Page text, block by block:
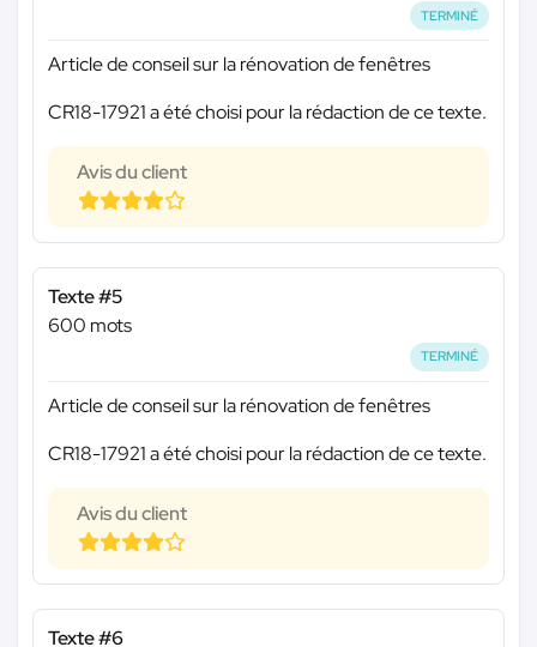
TERMINÉ
Article de conseil sur la rénovation de fenêtres
CR18-17921 a été choisi pour la rédaction de ce texte.
Avis du client
Texte #5
600 mots
TERMINÉ
Article de conseil sur la rénovation de fenêtres
CR18-17921 a été choisi pour la rédaction de ce texte.
Avis du client
Texte #6